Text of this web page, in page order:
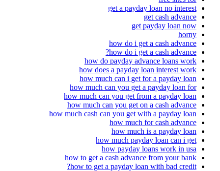
get a payday loan no interest
get cash advance
get payday loan now
horny
how do i get a cash advance
how do i get a cash advance?
how do payday advance loans work
how does a payday loan interest work
how much can i get for a payday loan
how much can you get a payday loan for
how much can you get from a payday loan
how much can you get on a cash advance
how much cash can you get with a payday loan
how much for cash advance
how much is a payday loan
how much payday loan can i get
how payday loans work in usa
how to get a cash advance from your bank
how to get a payday loan with bad credit?